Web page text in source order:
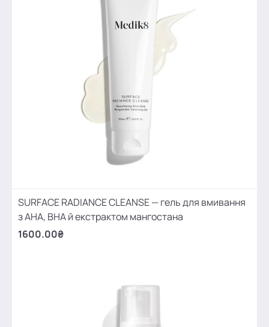
SURFACE RADIANCE CLEANSE — гель для вмивання
з АНА, ВНА й екстрактом мангостана
1600.00₴